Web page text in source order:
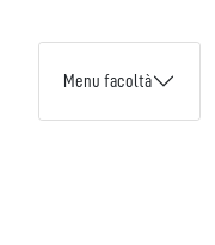
Menu facoltà